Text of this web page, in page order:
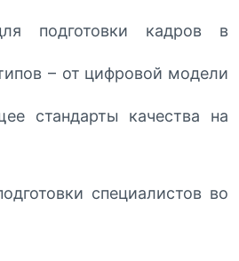
подготовки кадров в
– от цифровой модели
стандарты качества на
специалистов во